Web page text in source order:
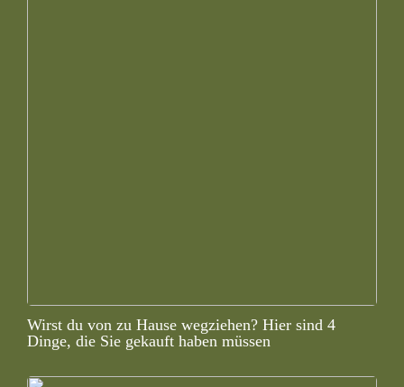
Wirst du von zu Hause wegziehen? Hier sind 4
Dinge, die Sie gekauft haben müssen